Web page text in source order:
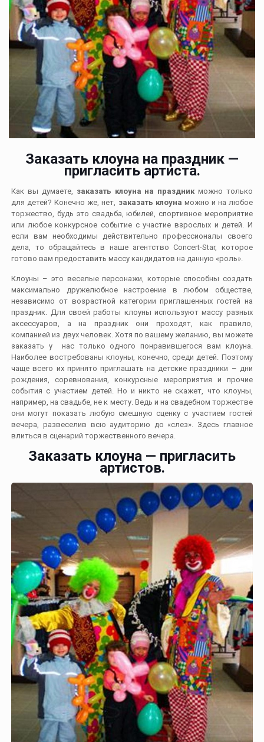
Заказать клоуна на праздник —
пригласить артиста.
Как вы думаете, заказать клоуна на праздникможно только
для детей? Конечно же, нет, заказать клоуна можно и на любое
торжество, будь это свадьба, юбилей, спортивное мероприятие
или любое конкурсное событие с участие взрослых и детей. И
если вам необходимы действительно профессионалы своего
дела, то обращайтесь в наше агентство Concert-Star, которое
готово вам предоставить массу кандидатов на данную «роль».
Клоуны – это веселые персонажи, которые способны создать
максимально дружелюбное настроение в любом обществе,
независимо от возрастной категории приглашенных гостей на
праздник. Для своей работы клоуны используют массу разных
аксессуаров, а на праздник они проходят, как правило,
компанией из двух человек. Хотя по вашему желанию, вы можете
заказать у нас только одного понравившегося вам клоуна.
Наиболее востребованы клоуны, конечно, среди детей. Поэтому
чаще всего их принято приглашать на детские праздники – дни
рождения, соревнования, конкурсные мероприятия и прочие
события с участием детей. Но и никто не скажет, что клоуны,
например, на свадьбе, не к месту. Ведь и на свадебном торжестве
они могут показать любую смешную сценку с участием гостей
вечера, развеселив всю аудиторию до «слез». Здесь главное
влиться в сценарий торжественного вечера.
Заказать клоуна — пригласить
артистов.